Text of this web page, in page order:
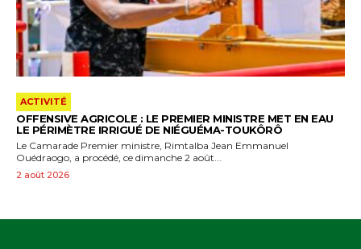
ACTIVITÉ
OFFENSIVE AGRICOLE : LE PREMIER MINISTRE MET EN EAU
LE PÉRIMÈTRE IRRIGUÉ DE NIÉGUÉMA-TOUKÔRÔ
Le Camarade Premier ministre, Rimtalba Jean Emmanuel
Ouédraogo, a procédé, ce dimanche 2 août...
2 août 2026